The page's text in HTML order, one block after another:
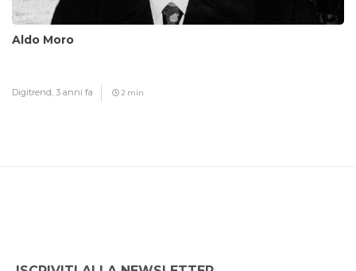
Aldo Moro
Digitrend, 3 anni fa 2 min